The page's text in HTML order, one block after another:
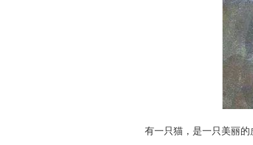
有一只猫，是一只美丽的